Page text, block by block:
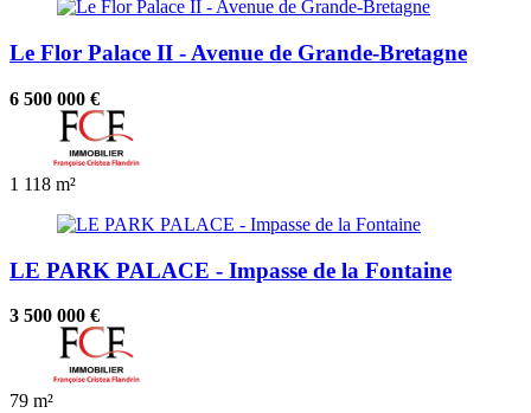
Le Flor Palace II - Avenue de Grande-Bretagne
6 500 000 €
1 118 m²
LE PARK PALACE - Impasse de la Fontaine
3 500 000 €
79 m²